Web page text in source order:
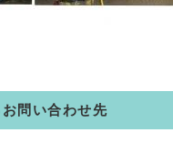
問い合わせ先